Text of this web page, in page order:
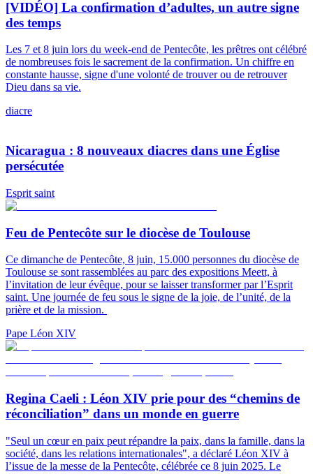
[VIDÉO] La confirmation d’adultes, un autre signe
des temps
Les 7 et 8 juin lors du week-end de Pentecôte, les prêtres ont célébré
de nombreuses fois le sacrement de la confirmation. Un chiffre en
constante hausse, signe d'une volonté de trouver ou de retrouver
Dieu dans sa vie.
diacre
Nicaragua : 8 nouveaux diacres dans une Église
persécutée
Esprit saint
Feu de Pentecôte sur le diocèse de Toulouse
Ce dimanche de Pentecôte, 8 juin, 15.000 personnes du diocèse de
Toulouse se sont rassemblées au parc des expositions Meett, à
l’invitation de leur évêque, pour se laisser transformer par l’Esprit
saint. Une journée de feu sous le signe de la joie, de l’unité, de la
prière et de la mission.
Pape Léon XIV
Regina Caeli : Léon XIV prie pour des “chemins de
réconciliation” dans un monde en guerre
"Seul un cœur en paix peut répandre la paix, dans la famille, dans la
société, dans les relations internationales", a déclaré Léon XIV à
l’issue de la messe de la Pentecôte, célébrée ce 8 juin 2025. Le